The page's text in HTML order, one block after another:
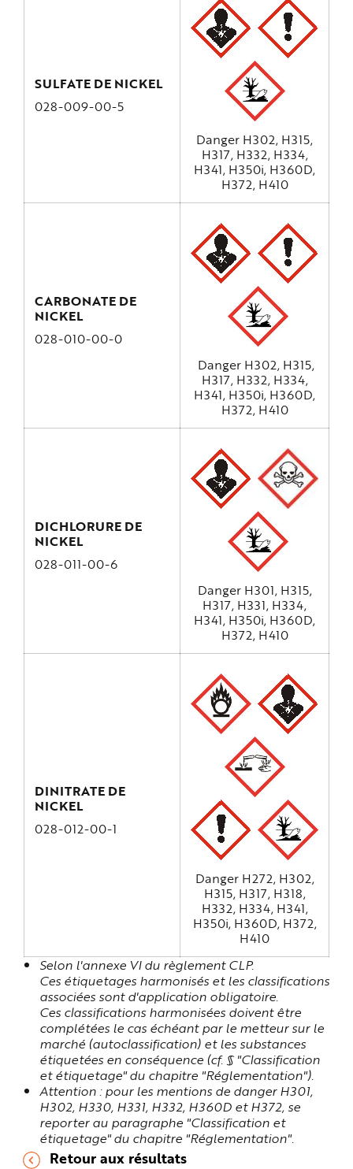
SULFATE DE NICKEL
028-009-00-5
Danger H302, H315,
H317, H332, H334,
H341, H350i, H360D,
H372, H410
CARBONATE DE
NICKEL
028-010-00-0
Danger H302, H315,
H317, H332, H334,
H341, H350i, H360D,
H372, H410
DICHLORURE DE
NICKEL
028-011-00-6
Danger H301, H315,
H317, H331, H334,
H341, H350i, H360D,
H372, H410
DINITRATE DE
NICKEL
028-012-00-1
Danger H272, H302,
H315, H317, H318,
H332, H334, H341,
H350i, H360D, H372,
H410
Selon l'annexe VI du règlement CLP.
Ces étiquetages harmonisés et les classifications
associées sont d'application obligatoire.
Ces classifications harmonisées doivent être
complétées le cas échéant par le metteur sur le
marché (autoclassification) et les substances
étiquetées en conséquence (cf. § "Classification
et étiquetage" du chapitre "Réglementation").
Attention : pour les mentions de dangerH301,
H302, H330, H331, H332, H360D et H372, se
reporter au paragraphe "Classification et
étiquetage" du chapitre "Réglementation".
Retour aux résultats